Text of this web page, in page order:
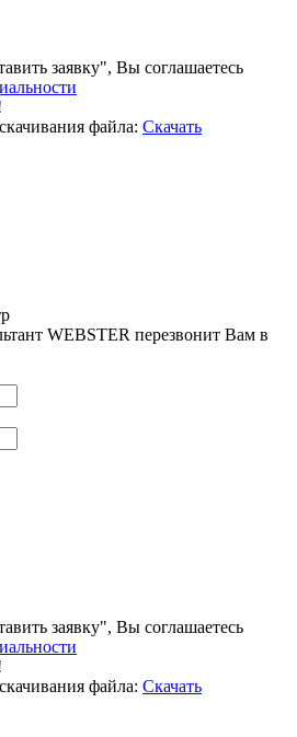
заявку", Вы соглашаетесь
файла: Скачать
WEBSTER перезвонит Вам в
заявку", Вы соглашаетесь
файла: Скачать